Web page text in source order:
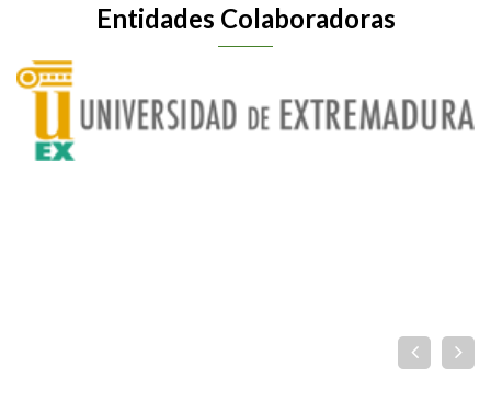
Entidades Colaboradoras